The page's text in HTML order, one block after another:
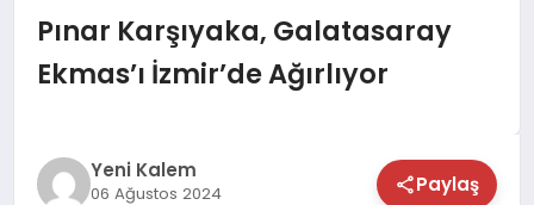
DÜNYA
EKONOMİ
Pınar Karşıyaka, Galatasaray
Ekmas’ı İzmir’de Ağırlıyor
Yeni Kalem
06 Ağustos 2024 Paylaş